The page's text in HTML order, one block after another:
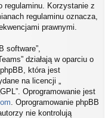
regulaminu. Korzystanie z
regulaminu oznacza,
prawnymi.
software”,
działają w oparciu o
która jest
na licencji „
Oprogramowanie jest
. Oprogramowanie phpBB
nie kontrolują